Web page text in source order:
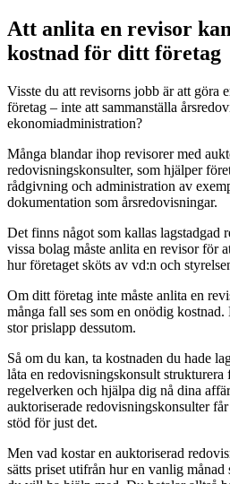
Att anlita en revisor
kostnad för ditt företag
Visste du att revisorns jobb är att göra
företag – inte att sammanställa
ekonomiadministration?
Många blandar ihop revisorer med
redovisningskonsulter, som hjälper
rådgivning och administration av
dokumentation som årsredovisningar.
Det finns något som kallas lagstadgad
vissa bolag måste anlita en revisor för
hur företaget sköts av vd:n och
Om ditt företag inte måste anlita en
många fall ses som en onödig
stor prislapp dessutom.
Så om du kan, ta kostnaden du hade
låta en redovisningskonsult
regelverken och hjälpa dig nå dina
auktoriserade redovisningskonsulter
stöd för just det.
Men vad kostar en auktoriserad
sätts priset utifrån hur en vanlig